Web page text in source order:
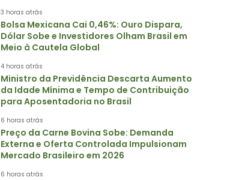
3 horas atrás
Bolsa Mexicana Cai 0,46%: Ouro Dispara,
Dólar Sobe e Investidores Olham Brasil em
Meio à Cautela Global
4 horas atrás
Ministro da Previdência Descarta Aumento
da Idade Mínima e Tempo de Contribuição
para Aposentadoria no Brasil
6 horas atrás
Preço da Carne Bovina Sobe: Demanda
Externa e Oferta Controlada Impulsionam
Mercado Brasileiro em 2026
6 horas atrás